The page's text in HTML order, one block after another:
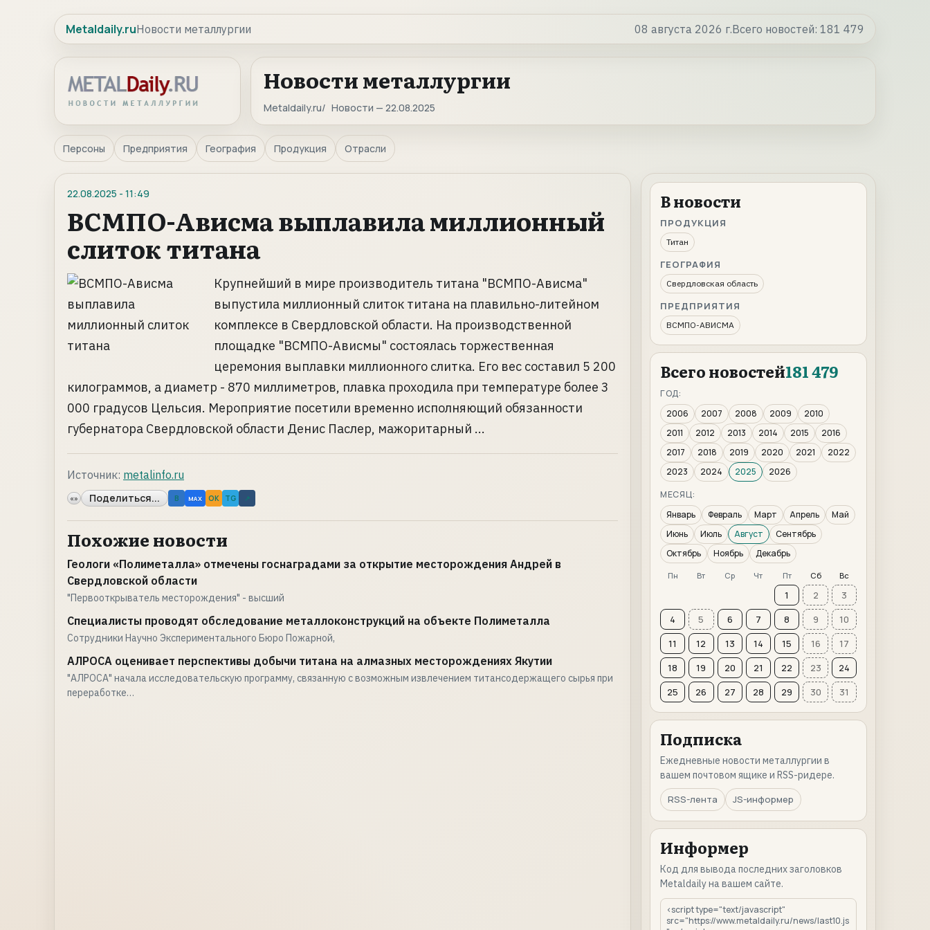
Metaldaily.ruНовости металлургии 08 августа 2026 г.Всего новостей: 181 479
Новости металлургии
Metaldaily.ru Новости — 22.08.2025
Персоны Предприятия География Продукция Отрасли
22.08.2025 - 11:49
ВСМПО-Ависма выплавила миллионный
слиток титана
Крупнейший в мире производитель титана "ВСМПО-Ависма"
выпустила миллионный слиток титана на плавильно-литейном
комплексе в Свердловской области. На производственной
площадке "ВСМПО-Ависмы" состоялась торжественная
церемония выплавки миллионного слитка. Его вес составил 5 200
килограммов, а диаметр - 870 миллиметров, плавка проходила при температуре более 3
000 градусов Цельсия. Мероприятие посетили временно исполняющий обязанности
губернатора Свердловской области Денис Паслер, мажоритарный ...
Источник: metalinfo.ru
«» Поделиться... B MAX OK TG ↗
Похожие новости
Геологи «Полиметалла» отмечены госнаградами за открытие месторождения Андрей в
Свердловской области
"Первооткрыватель месторождения" - высший
Специалисты проводят обследование металлоконструкций на объекте Полиметалла
Сотрудники Научно Экспериментального Бюро Пожарной,
АЛРОСА оценивает перспективы добычи титана на алмазных месторождениях Якутии
"АЛРОСА" начала исследовательскую программу, связанную с возможным извлечением титансодержащего сырья при
переработке…
В новости
ПРОДУКЦИЯ
Титан
ГЕОГРАФИЯ
Свердловская область
ПРЕДПРИЯТИЯ
ВСМПО-АВИСМА
Всего новостей181 479
ГОД:
2006
2007 2008 2009
2010
2011
2012 2013 2014 2015
2016
2017
2018 2019 2020 2021
2022
2023
2024 2025
2026
МЕСЯЦ:
Январь
Февраль Март Апрель
Май
Июнь
Июль Август
Сентябрь
Октябрь
Ноябрь Декабрь
Пн Вт Ср Чт Пт Сб Вс
1 2
3
4
5 6 7 8 9
10
11
12 13 14 15 16
17
18
19 20 21 22 23
24
25
26 27 28 29 30 31
Подписка
Ежедневные новости металлургии в
вашем почтовом ящике и RSS-ридере.
RSS-лента
JS-информер
Информер
Код для вывода последних заголовков
Metaldaily на вашем сайте.